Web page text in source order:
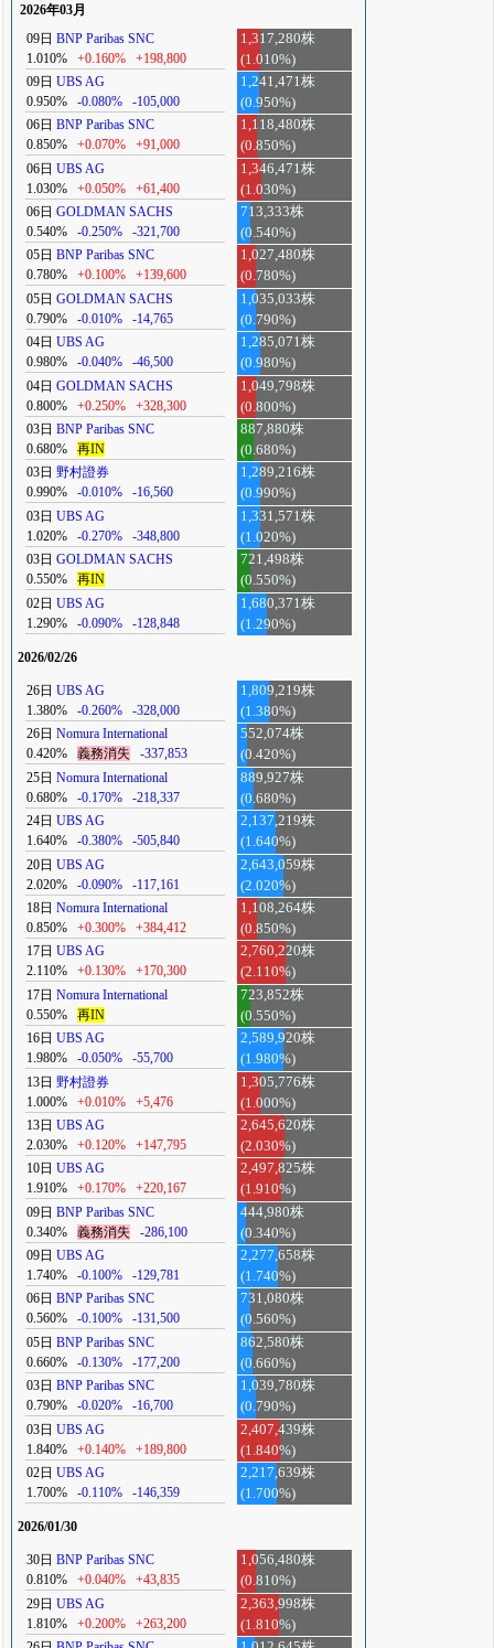
2026年03月
09日 BNP Paribas SNC
1.010%
+0.160% +198,800
1,317,280株
(1.010%)
09日 UBS AG
0.950%
-0.080% -105,000
1,241,471株
(0.950%)
06日 BNP Paribas SNC
0.850%
+0.070% +91,000
1,118,480株
(0.850%)
06日 UBS AG
1.030%
+0.050% +61,400
1,346,471株
(1.030%)
06日 GOLDMAN SACHS
0.540%
-0.250% -321,700
713,333株
(0.540%)
05日 BNP Paribas SNC
0.780%
+0.100% +139,600
1,027,480株
(0.780%)
05日 GOLDMAN SACHS
0.790%
-0.010% -14,765
1,035,033株
(0.790%)
04日 UBS AG
0.980%
-0.040% -46,500
1,285,071株
(0.980%)
04日 GOLDMAN SACHS
0.800%
+0.250% +328,300
1,049,798株
(0.800%)
03日 BNP Paribas SNC
0.680%
再IN
887,880株
(0.680%)
03日 野村證券
0.990%
-0.010% -16,560
1,289,216株
(0.990%)
03日 UBS AG
1.020%
-0.270% -348,800
1,331,571株
(1.020%)
03日 GOLDMAN SACHS
0.550%
再IN
721,498株
(0.550%)
02日 UBS AG
1.290%
-0.090% -128,848
1,680,371株
(1.290%)
2026/02/26
26日 UBS AG
1.380%
-0.260% -328,000
1,809,219株
(1.380%)
26日 Nomura International
0.420%
義務消失 -337,853
552,074株
(0.420%)
25日 Nomura International
0.680%
-0.170% -218,337
889,927株
(0.680%)
24日 UBS AG
1.640%
-0.380% -505,840
2,137,219株
(1.640%)
20日 UBS AG
2.020%
-0.090% -117,161
2,643,059株
(2.020%)
18日 Nomura International
0.850%
+0.300% +384,412
1,108,264株
(0.850%)
17日 UBS AG
2.110%
+0.130% +170,300
2,760,220株
(2.110%)
17日 Nomura International
0.550%
再IN
723,852株
(0.550%)
16日 UBS AG
1.980%
-0.050% -55,700
2,589,920株
(1.980%)
13日 野村證券
1.000%
+0.010% +5,476
1,305,776株
(1.000%)
13日 UBS AG
2.030%
+0.120% +147,795
2,645,620株
(2.030%)
10日 UBS AG
1.910%
+0.170% +220,167
2,497,825株
(1.910%)
09日 BNP Paribas SNC
0.340%
義務消失 -286,100
444,980株
(0.340%)
09日 UBS AG
1.740%
-0.100% -129,781
2,277,658株
(1.740%)
06日 BNP Paribas SNC
0.560%
-0.100% -131,500
731,080株
(0.560%)
05日 BNP Paribas SNC
0.660%
-0.130% -177,200
862,580株
(0.660%)
03日 BNP Paribas SNC
0.790%
-0.020% -16,700
1,039,780株
(0.790%)
03日 UBS AG
1.840%
+0.140% +189,800
2,407,439株
(1.840%)
02日 UBS AG
1.700%
-0.110% -146,359
2,217,639株
(1.700%)
2026/01/30
30日 BNP Paribas SNC
0.810%
+0.040% +43,835
1,056,480株
(0.810%)
29日 UBS AG
1.810%
+0.200% +263,200
2,363,998株
(1.810%)